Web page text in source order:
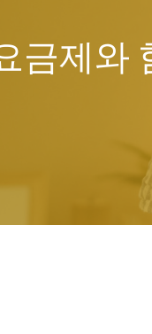
금제